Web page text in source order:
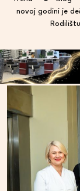
novoj godini je